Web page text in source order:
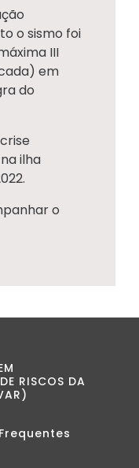
o sismo foi
III
em
do
ilha
o
RISCOS DA